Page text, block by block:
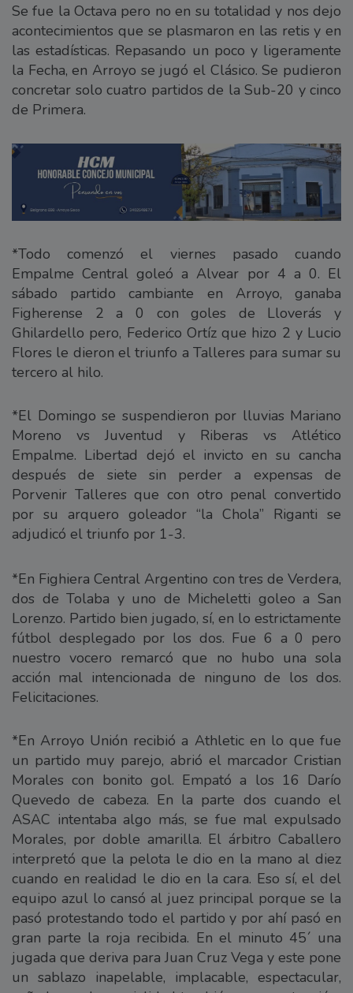
Se fue la Octava pero no en su totalidad y nos dejo
acontecimientos que se plasmaron en las retis y en
las estadísticas. Repasando un poco y ligeramente
la Fecha, en Arroyo se jugó el Clásico. Se pudieron
concretar solo cuatro partidos de la Sub-20 y cinco
de Primera.
*Todo comenzó el viernes pasado cuando
Empalme Central goleó a Alvear por 4 a 0. El
sábado partido cambiante en Arroyo, ganaba
Figherense 2 a 0 con goles de Lloverás y
Ghilardello pero, Federico Ortíz que hizo 2 y Lucio
Flores le dieron el triunfo a Talleres para sumar su
tercero al hilo.
*El Domingo se suspendieron por lluvias Mariano
Moreno vs Juventud y Riberas vs Atlético
Empalme. Libertad dejó el invicto en su cancha
después de siete sin perder a expensas de
Porvenir Talleres que con otro penal convertido
por su arquero goleador “la Chola” Riganti se
adjudicó el triunfo por 1-3.
*En Fighiera Central Argentino con tres de Verdera,
dos de Tolaba y uno de Micheletti goleo a San
Lorenzo. Partido bien jugado, sí, en lo estrictamente
fútbol desplegado por los dos. Fue 6 a 0 pero
nuestro vocero remarcó que no hubo una sola
acción mal intencionada de ninguno de los dos.
Felicitaciones.
*En Arroyo Unión recibió a Athletic en lo que fue
un partido muy parejo, abrió el marcador Cristian
Morales con bonito gol. Empató a los 16 Darío
Quevedo de cabeza. En la parte dos cuando el
ASAC intentaba algo más, se fue mal expulsado
Morales, por doble amarilla. El árbitro Caballero
interpretó que la pelota le dio en la mano al diez
cuando en realidad le dio en la cara. Eso sí, el del
equipo azul lo cansó al juez principal porque se la
pasó protestando todo el partido y por ahí pasó en
gran parte la roja recibida. En el minuto 45´ una
jugada que deriva para Juan Cruz Vega y este pone
un sablazo inapelable, implacable, espectacular,